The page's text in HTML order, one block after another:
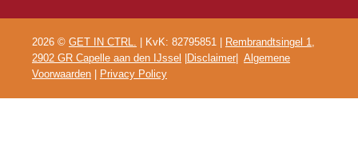
2026 © GET IN CTRL. | KvK: 82795851 |
Rembrandtsingel 1,
2902 GR Capelle aan den IJssel
Disclaimer
Algemene
Voorwaarden
Privacy Policy